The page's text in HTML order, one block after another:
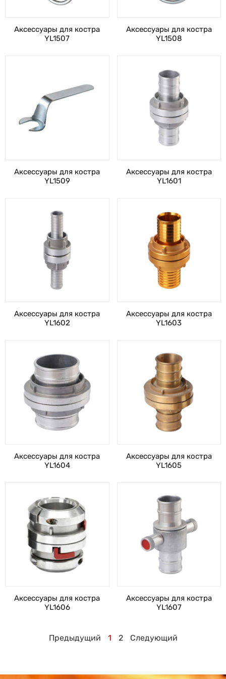
Аксессуары для костра
YL1507
Аксессуары для костра
YL1508
Аксессуары для костра
YL1509
Аксессуары для костра
YL1601
Аксессуары для костра
YL1602
Аксессуары для костра
YL1603
Аксессуары для костра
YL1604
Аксессуары для костра
YL1605
Аксессуары для костра
YL1606
Аксессуары для костра
YL1607
Предыдущий 1 2 Следующий